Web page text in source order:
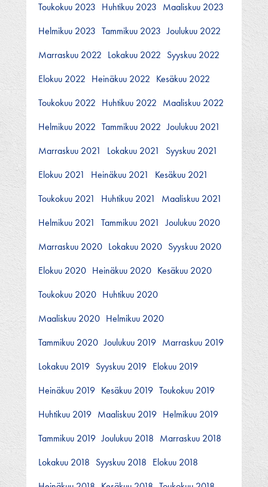
Toukokuu 2023 Huhtikuu 2023 Maaliskuu 2023
Helmikuu 2023 Tammikuu 2023 Joulukuu 2022
Marraskuu 2022 Lokakuu 2022 Syyskuu 2022
Elokuu 2022 Heinäkuu 2022 Kesäkuu 2022
Toukokuu 2022 Huhtikuu 2022 Maaliskuu 2022
Helmikuu 2022 Tammikuu 2022 Joulukuu 2021
Marraskuu 2021
Lokakuu 2021
Syyskuu 2021
Elokuu 2021
Heinäkuu 2021
Kesäkuu 2021
Toukokuu 2021
Huhtikuu 2021
Maaliskuu 2021
Helmikuu 2021
Tammikuu 2021
Joulukuu 2020
Marraskuu 2020 Lokakuu 2020 Syyskuu 2020
Elokuu 2020 Heinäkuu 2020 Kesäkuu 2020
Toukokuu 2020 Huhtikuu 2020
Maaliskuu 2020 Helmikuu 2020
Tammikuu 2020 Joulukuu 2019 Marraskuu 2019
Lokakuu 2019 Syyskuu 2019 Elokuu 2019
Heinäkuu 2019 Kesäkuu 2019 Toukokuu 2019
Huhtikuu 2019 Maaliskuu 2019 Helmikuu 2019
Tammikuu 2019 Joulukuu 2018 Marraskuu 2018
Lokakuu 2018 Syyskuu 2018 Elokuu 2018